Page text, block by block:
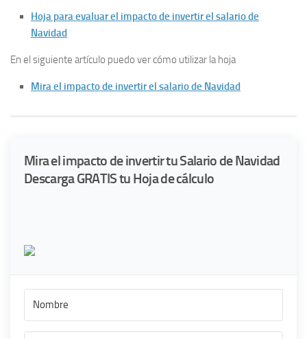
Hoja para evaluar el impacto de invertir el salario de
Navidad
En el siguiente artículo puedo ver cómo utilizar la hoja
Mira el impacto de invertir el salario de Navidad
Mira el impacto de invertir tu Salario de Navidad
Descarga GRATIS tu Hoja de cálculo